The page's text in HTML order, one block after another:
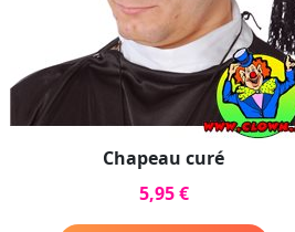
Chapeau curé
5,95 €